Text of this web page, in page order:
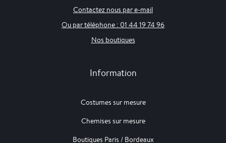
Contactez nous par e-mail
Ou par téléphone : 01 44 19 74 96
Nos boutiques
Information
Costumes sur mesure
Chemises sur mesure
Boutiques Paris / Bordeaux